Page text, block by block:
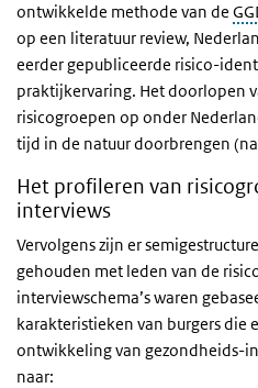
ontwikkelde methode van de
op een literatuur review,
eerder gepubliceerde risico-
praktijkervaring. Het doorlopen
risicogroepen op onder
tijd in de natuur doorbrengen
Het profileren van
interviews
Vervolgens zijn er
gehouden met leden van de
interviewschema’s waren
karakteristieken van burgers die
ontwikkeling van gezondheids-
naar: